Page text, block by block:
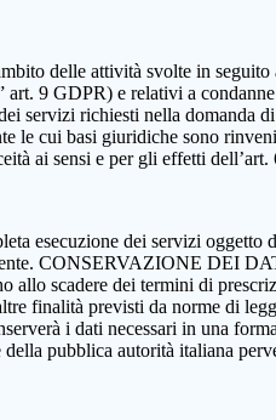
delle attività svolte in
9 GDPR) e relativi a
servizi richiesti nella domanda
le cui basi giuridiche sono
ai sensi e per gli effetti
esecuzione dei servizi
CONSERVAZIONE DEI
allo scadere dei termini di
finalità previsti da norme di
i dati necessari in una
pubblica autorità italiana